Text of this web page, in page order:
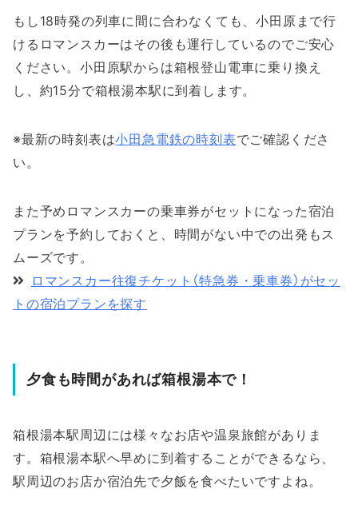
もし18時発の列車に間に合わなくても、小田原まで行
けるロマンスカーはその後も運行しているのでご安心
ください。小田原駅からは箱根登山電車に乗り換え
し、約15分で箱根湯本駅に到着します。
※最新の時刻表は小田急電鉄の時刻表でご確認くださ
い。
また予めロマンスカーの乗車券がセットになった宿泊
プランを予約しておくと、時間がない中での出発もス
ムーズです。
ロマンスカー往復チケット（特急券・乗車券）がセッ
トの宿泊プランを探す
夕食も時間があれば箱根湯本で！
箱根湯本駅周辺には様々なお店や温泉旅館がありま
す。箱根湯本駅へ早めに到着することができるなら、
駅周辺のお店か宿泊先で夕飯を食べたいですよね。